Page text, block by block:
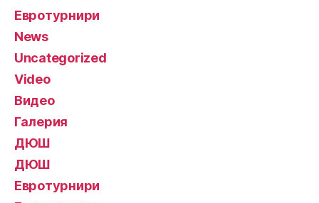
Евротурнири
News
Uncategorized
Video
Видео
Галерия
ДЮШ
ДЮШ
Евротурнири